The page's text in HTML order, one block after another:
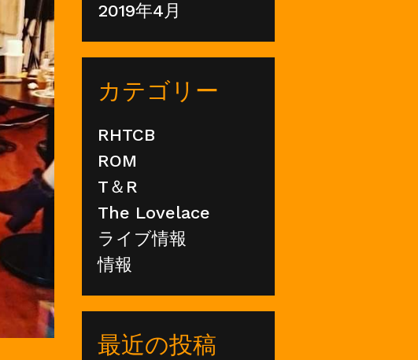
2019年4月
カテゴリー
RHTCB
ROM
T＆R
The Lovelace
ライブ情報
情報
最近の投稿